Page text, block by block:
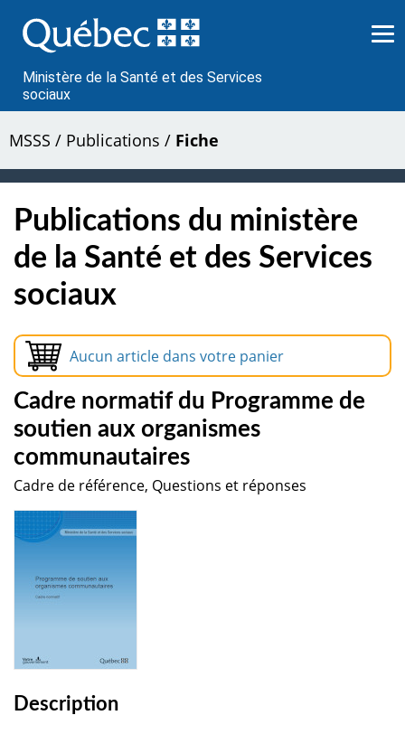
au
contenu
Ministère de la Santé et des Services
sociaux
MSSS / Publications / Fiche
Publications du ministère
de la Santé et des Services
sociaux
Aucun article dans votre panier
Cadre normatif du Programme de
soutien aux organismes
communautaires
Cadre de référence, Questions et réponses
Description